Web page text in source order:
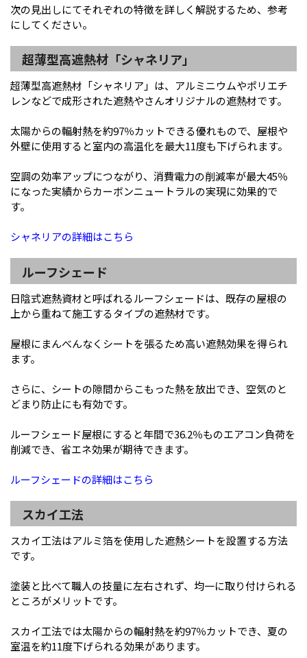
次の見出しにてそれぞれの特徴を詳しく解説するため、参考
にしてください。
超薄型高遮熱材「シャネリア」
超薄型高遮熱材「シャネリア」は、アルミニウムやポリエチ
レンなどで成形された遮熱やさんオリジナルの遮熱材です。
太陽からの輻射熱を約97％カットできる優れもので、屋根や
外壁に使用すると室内の高温化を最大11度も下げられます。
空調の効率アップにつながり、消費電力の削減率が最大45％
になった実績からカーボンニュートラルの実現に効果的で
す。
シャネリアの詳細はこちら
ルーフシェード
日陰式遮熱資材と呼ばれるルーフシェードは、既存の屋根の
上から重ねて施工するタイプの遮熱材です。
屋根にまんべんなくシートを張るため高い遮熱効果を得られ
ます。
さらに、シートの隙間からこもった熱を放出でき、空気のと
どまり防止にも有効です。
ルーフシェード屋根にすると年間で36.2％ものエアコン負荷を
削減でき、省エネ効果が期待できます。
ルーフシェードの詳細はこちら
スカイ工法
スカイ工法はアルミ箔を使用した遮熱シートを設置する方法
です。
塗装と比べて職人の技量に左右されず、均一に取り付けられる
ところがメリットです。
スカイ工法では太陽からの輻射熱を約97％カットでき、夏の
室温を約11度下げられる効果があります。